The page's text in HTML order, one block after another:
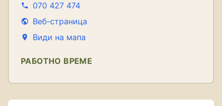
070 427 474
Веб-страница
Види на мапа
РАБОТНО ВРЕМЕ